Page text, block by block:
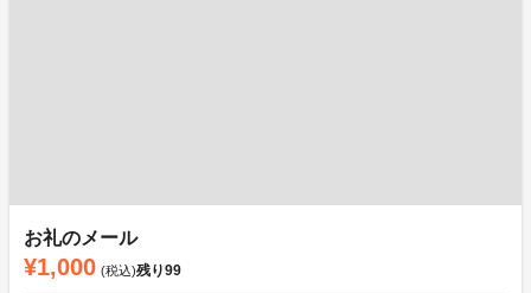
お礼のメール
¥1,000 (税込)残り99